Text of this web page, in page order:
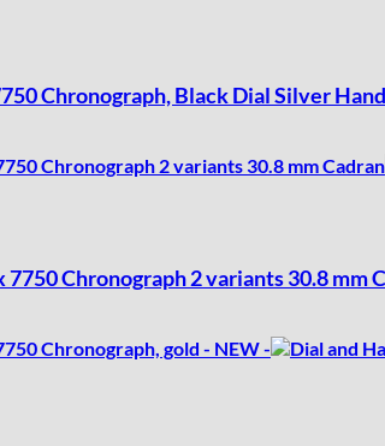
Chronograph, Black Dial Silver
Chronograph 2 variants 30.8 mm